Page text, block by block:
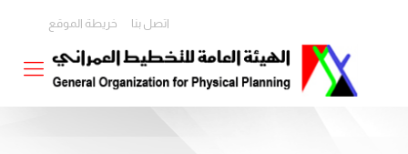
اتصل بنا خريطة الموقع